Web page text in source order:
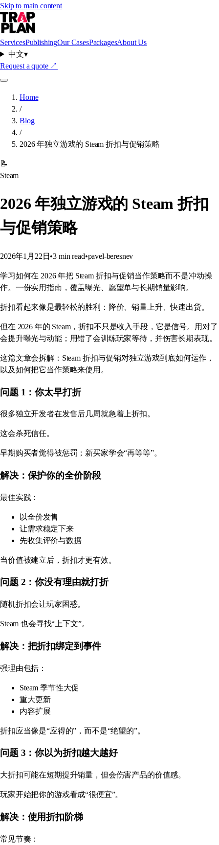
Skip to main content
ServicesPublishingOur CasesPackagesAbout Us
中文▾
Request a quote ↗
Home
/
Blog
/
2026 年独立游戏的 Steam 折扣与促销策略
📝
Steam
2026 年独立游戏的 Steam 折扣
与促销策略
2026年1月22日 •3 min read•pavel-beresnev
学习如何在 2026 年把 Steam 折扣与促销当作策略而不是冲动操
作。一份实用指南，覆盖曝光、愿望单与长期销量影响。
折扣看起来像是最轻松的胜利：降价、销量上升、快速出货。
但在 2026 年的 Steam，折扣不只是收入手段，它是信号。用对了
会提升曝光与动能；用错了会训练玩家等待，并伤害长期表现。
这篇文章会拆解：Steam 折扣与促销对独立游戏到底如何运作，
以及如何把它当作策略来使用。
问题 1：你太早打折
很多独立开发者在发售后几周就急着上折扣。
这会杀死信任。
早期购买者觉得被惩罚；新买家学会“再等等”。
解决：保护你的全价阶段
最佳实践：
以全价发售
让需求稳定下来
先收集评价与数据
当价值被建立后，折扣才更有效。
问题 2：你没有理由就打折
随机折扣会让玩家困惑。
Steam 也会寻找“上下文”。
解决：把折扣绑定到事件
强理由包括：
Steam 季节性大促
重大更新
内容扩展
折扣应当像是“应得的”，而不是“绝望的”。
问题 3：你以为折扣越大越好
大折扣可能在短期提升销量，但会伤害产品的价值感。
玩家开始把你的游戏看成“很便宜”。
解决：使用折扣阶梯
常见节奏：